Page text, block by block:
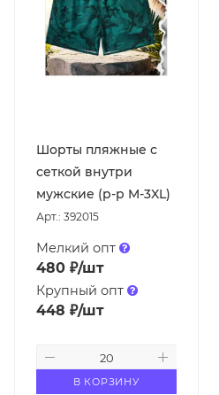
Шорты пляжные с
сеткой внутри
мужские (р-р M-3XL)
Арт.: 392015
Мелкий опт
480 ₽/шт
Крупный опт
448 ₽/шт
В КОРЗИНУ